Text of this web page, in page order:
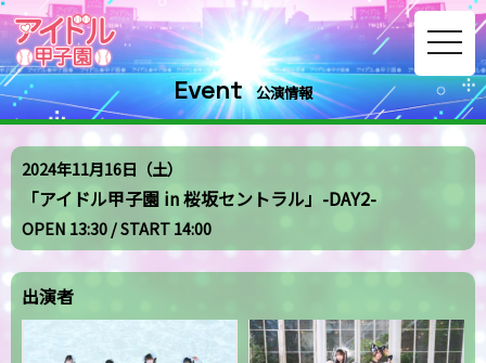
Event 公演情報
2024年11月16日（土）
「アイドル甲子園 in 桜坂セントラル」-DAY2-
OPEN 13:30 / START 14:00
出演者
toggle